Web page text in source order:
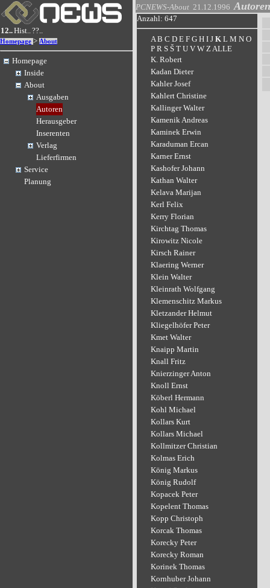
12..Hist..??..
Homepage > About
Homepage
Inside
About
Ausgaben
Autoren
Herausgeber
Inserenten
Verlag
Lieferfirmen
Service
Planung
PCNEWS-About 21.12.1996 Autoren
Anzahl: 647
A B C D E F G H I J K L M N O
P R S Š T U V W ZALLE
K. Robert
Kadan Dieter
Kahler Josef
Kahlert Christine
Kallinger Walter
Kamenik Andreas
Kaminek Erwin
Karaduman Ercan
Karner Ernst
Kashofer Johann
Kathan Walter
Kelava Marijan
Kerl Felix
Kerry Florian
Kirchtag Thomas
Kirowitz Nicole
Kirsch Rainer
Klaering Werner
Klein Walter
Kleinrath Wolfgang
Klemenschitz Markus
Kletzander Helmut
Kliegelhöfer Peter
Kmet Walter
Knaipp Martin
Knall Fritz
Knierzinger Anton
Knoll Ernst
Köberl Hermann
Kohl Michael
Kollars Kurt
Kollars Michael
Kollmitzer Christian
Kolmas Erich
König Markus
König Rudolf
Kopacek Peter
Kopelent Thomas
Kopp Christoph
Korcak Thomas
Korecky Peter
Korecky Roman
Korinek Thomas
Kornhuber Johann